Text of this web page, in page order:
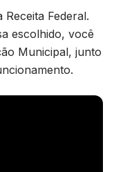
Federal.
escolhido, você
Municipal, junto